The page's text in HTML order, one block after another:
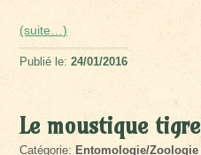
(suite…)
Publié le:24/01/2016
Le moustique tigre
Catégorie: Entomologie/Zoologie